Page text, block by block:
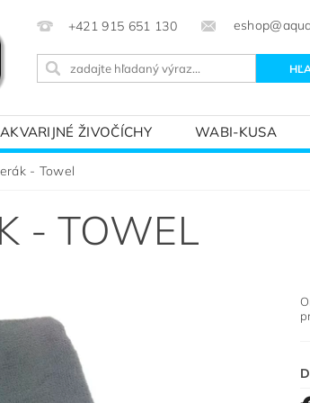
+421 915 651 130
AKVARIJNÉ ŽIVOČÍCHY WABI-KUSA
SVETOM – ZÁKLADY AKVARISTIKY
- Towel
- TOWEL